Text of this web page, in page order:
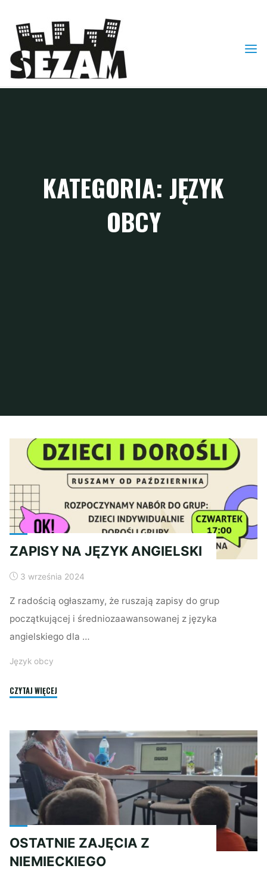
content
KATEGORIA: JĘZYK
OBCY
ZAPISY NA JĘZYK ANGIELSKI
3 września 2024
Z radością ogłaszamy, że ruszają zapisy do grup
początkującej i średniozaawansowanej z języka
angielskiego dla …
Język obcy
CZYTAJ WIĘCEJ
ANGIELSKI"
OSTATNIE ZAJĘCIA Z
NIEMIECKIEGO